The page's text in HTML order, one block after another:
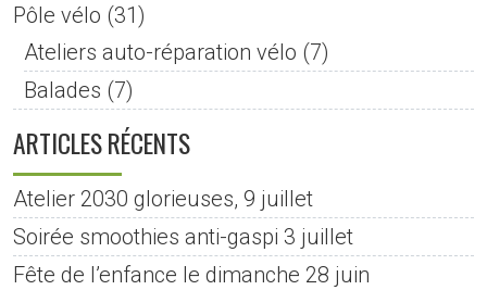
Pôle vélo (31)
Ateliers auto-réparation vélo (7)
Balades (7)
ARTICLES RÉCENTS
Atelier 2030 glorieuses, 9 juillet
Soirée smoothies anti-gaspi 3 juillet
Fête de l’enfance le dimanche 28 juin